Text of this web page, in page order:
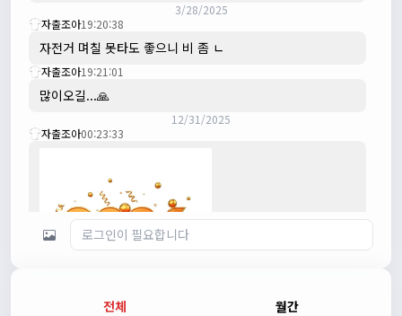
3/28/2025
자출조아19:20:38
자전거 며칠 못타도 좋으니 비 좀 ㄴ
자출조아19:21:01
많이오길...🙏
12/31/2025
자출조아00:23:33
전체 월간